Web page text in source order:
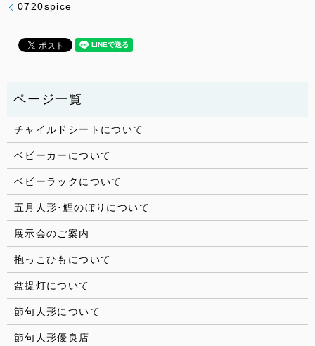
0720spice
チャイルドシートについて
ベビーカーについて
ベビーラックについて
五月人形･鯉のぼりについて
展示会のご案内
抱っこひもについて
盆提灯について
節句人形について
節句人形優良店